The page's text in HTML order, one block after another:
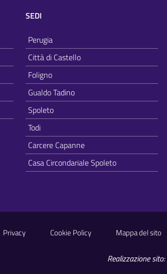
SEDI
Perugia
Città di Castello
Foligno
Gualdo Tadino
Spoleto
Todi
Carcere Capanne
Casa Circondariale Spoleto
Privacy Cookie Policy Mappa del sito
Realizzazione sito: